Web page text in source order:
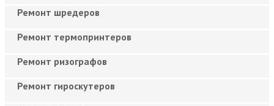
Ремонт шредеров
Ремонт термопринтеров
Ремонт ризографов
Ремонт гироскутеров